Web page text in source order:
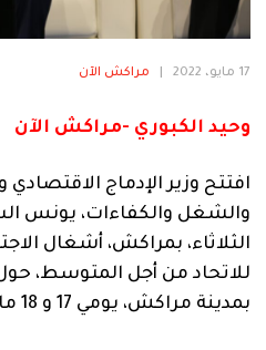
آراء
17 مايو، 2022 مراكش الآن
وحيد الكبوري -مراكش الآن
افتتح وزير الإدماج
والشغل والكفاءات، يونس
الثلاثاء، بمراكش، أشغال
للاتحاد من أجل المتوسط،
بمدينة مراكش، يومي 17 و 18 ماي الجاري.